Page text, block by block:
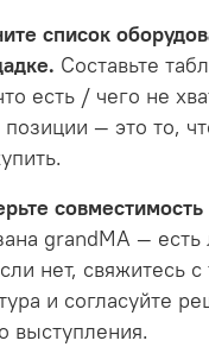
список
Составьте
есть / чего не
— это то,
совместимость
grandMA — есть
нет, свяжитесь с
и согласуйте
выступления.